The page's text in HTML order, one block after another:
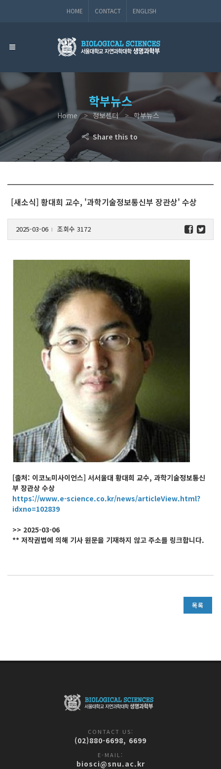
HOME CONTACT ENGLISH
학부뉴스
Home 정보센터 학부뉴스
Share this to
[새소식] 황대희 교수, '과학기술정보통신부 장관상' 수상
2025-03-06 l 조회수 3172
[출처: 이코노미사이언스] 서서울대 황대희 교수, 과학기술정보통신
부 장관상 수상
https://www.e-science.co.kr/news/articleView.html?
idxno=102839
>> 2025-03-06
** 저작권법에 의해 기사 원문을 기재하지 않고 주소를 링크합니다.
목록
CONTACT US:
(02)880-6698, 6699
E-MAIL:
biosci@snu.ac.kr